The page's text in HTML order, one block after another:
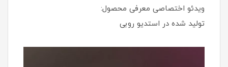
ویدئو اختصاصی معرفی محصول:
تولید شده در استدیو روبی